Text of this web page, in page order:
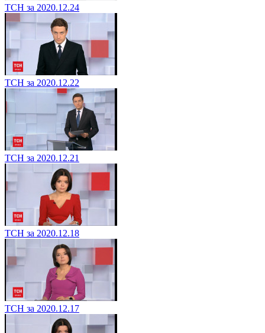
ТСН за 2020.12.24
ТСН за 2020.12.22
ТСН за 2020.12.21
ТСН за 2020.12.18
ТСН за 2020.12.17